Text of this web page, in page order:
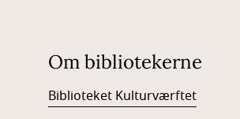
Om bibliotekerne
Biblioteket Kulturværftet